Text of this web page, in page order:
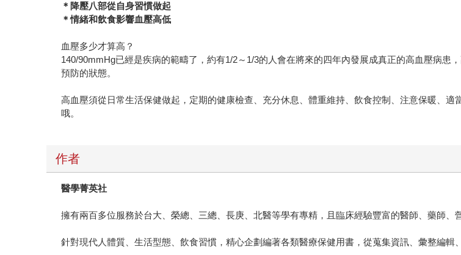
＊降壓八部從自身習慣做起
＊情緒和飲食影響血壓高低
血壓多少才算高？
140/90mmHg已經是疾病的範疇了，約有1/2～1/3的人會在將來的四年內發展成真正的高血壓病
預防的狀態。
高血壓須從日常生活保健做起，定期的健康檢查、充分休息、體重維持、飲食控制、注意保暖、
哦。
作者
醫學菁英社
擁有兩百多位服務於台大、榮總、三總、長庚、北醫等學有專精，且臨床經驗豐富的醫師、藥師、
針對現代人體質、生活型態、飲食習慣，精心企劃編著各類醫療保健用書，從蒐集資訊、彙整編輯